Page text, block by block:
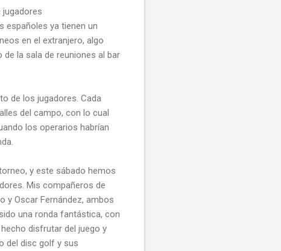
jugadores
españoles ya tienen un
en el extranjero, algo
de la sala de reuniones al bar
de los jugadores. Cada
del campo, con lo cual
los operarios habrían
y este sábado hemos
Mis compañeros de
y Oscar Fernández, ambos
una ronda fantástica, con
disfrutar del juego y
del disc golf y sus